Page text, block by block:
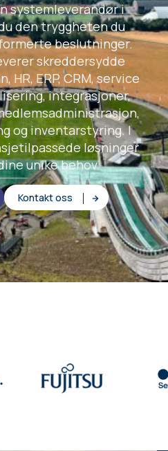
systemleverandør i
den tryggheten du
beslutninger.
skreddersydde
HR, ERP, CRM, service
integrasjoner,
og inventarstyring. I
løsninger
unike behov.
Kontakt oss